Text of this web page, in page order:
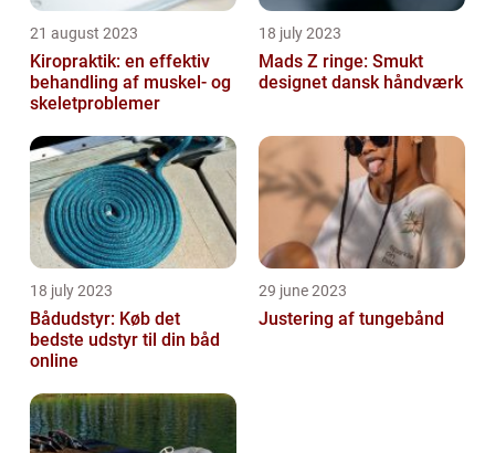
21 august 2023
Kiropraktik: en effektiv
behandling af muskel- og
skeletproblemer
18 july 2023
Mads Z ringe: Smukt
designet dansk håndværk
18 july 2023
Bådudstyr: Køb det
bedste udstyr til din båd
online
29 june 2023
Justering af tungebånd